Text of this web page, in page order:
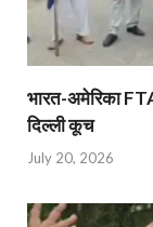
भारत-अमेरिका
दिल्ली कूच
July 20, 2026